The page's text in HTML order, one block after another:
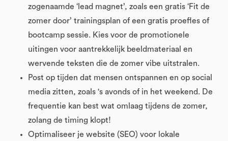
zogenaamde ‘lead magnet’, zoals een gratis ‘Fit de
zomer door’ trainingsplan of een gratis proefles of
bootcamp sessie. Kies voor de promotionele
uitingen voor aantrekkelijk beeldmateriaal en
wervende teksten die de zomer vibe uitstralen.
Post op tijden dat mensen ontspannen en op social
media zitten, zoals 's avonds of in het weekend. De
frequentie kan best wat omlaag tijdens de zomer,
zolang de timing klopt!
Optimaliseer je website (SEO) voor lokale